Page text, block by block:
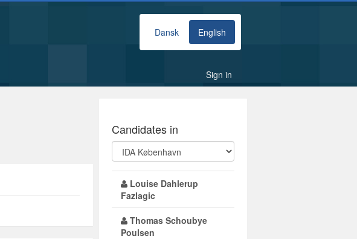
Dansk English
Sign in
Candidates in
Louise Dahlerup
Fazlagic
Thomas Schoubye
Poulsen